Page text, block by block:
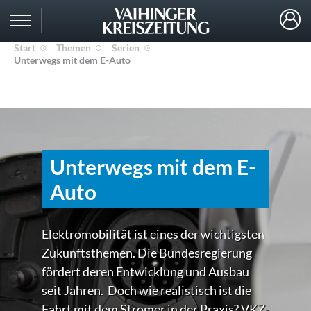
Start Themen
Serien
Unterwegs mit dem E-Auto
Unterwegs mit dem E-
Auto
Elektromobilität ist eines der wichtigsten
Zukunftsthemen. Die Bundesregierung
fördert deren Entwicklung und Ausbau
seit Jahren. Doch wie realistisch ist die